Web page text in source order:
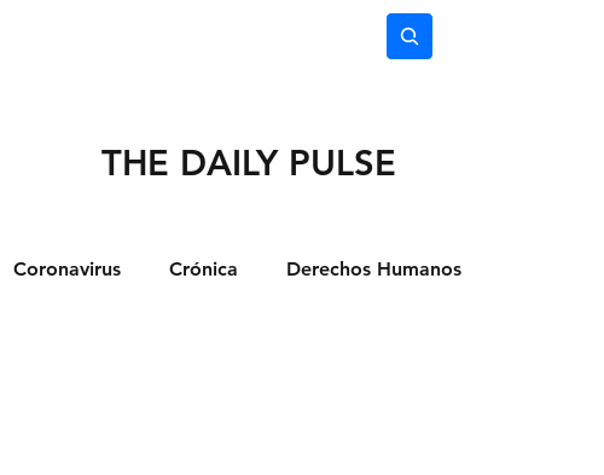
THE DAILY PULSE
Coronavirus Crónica Derechos Humanos